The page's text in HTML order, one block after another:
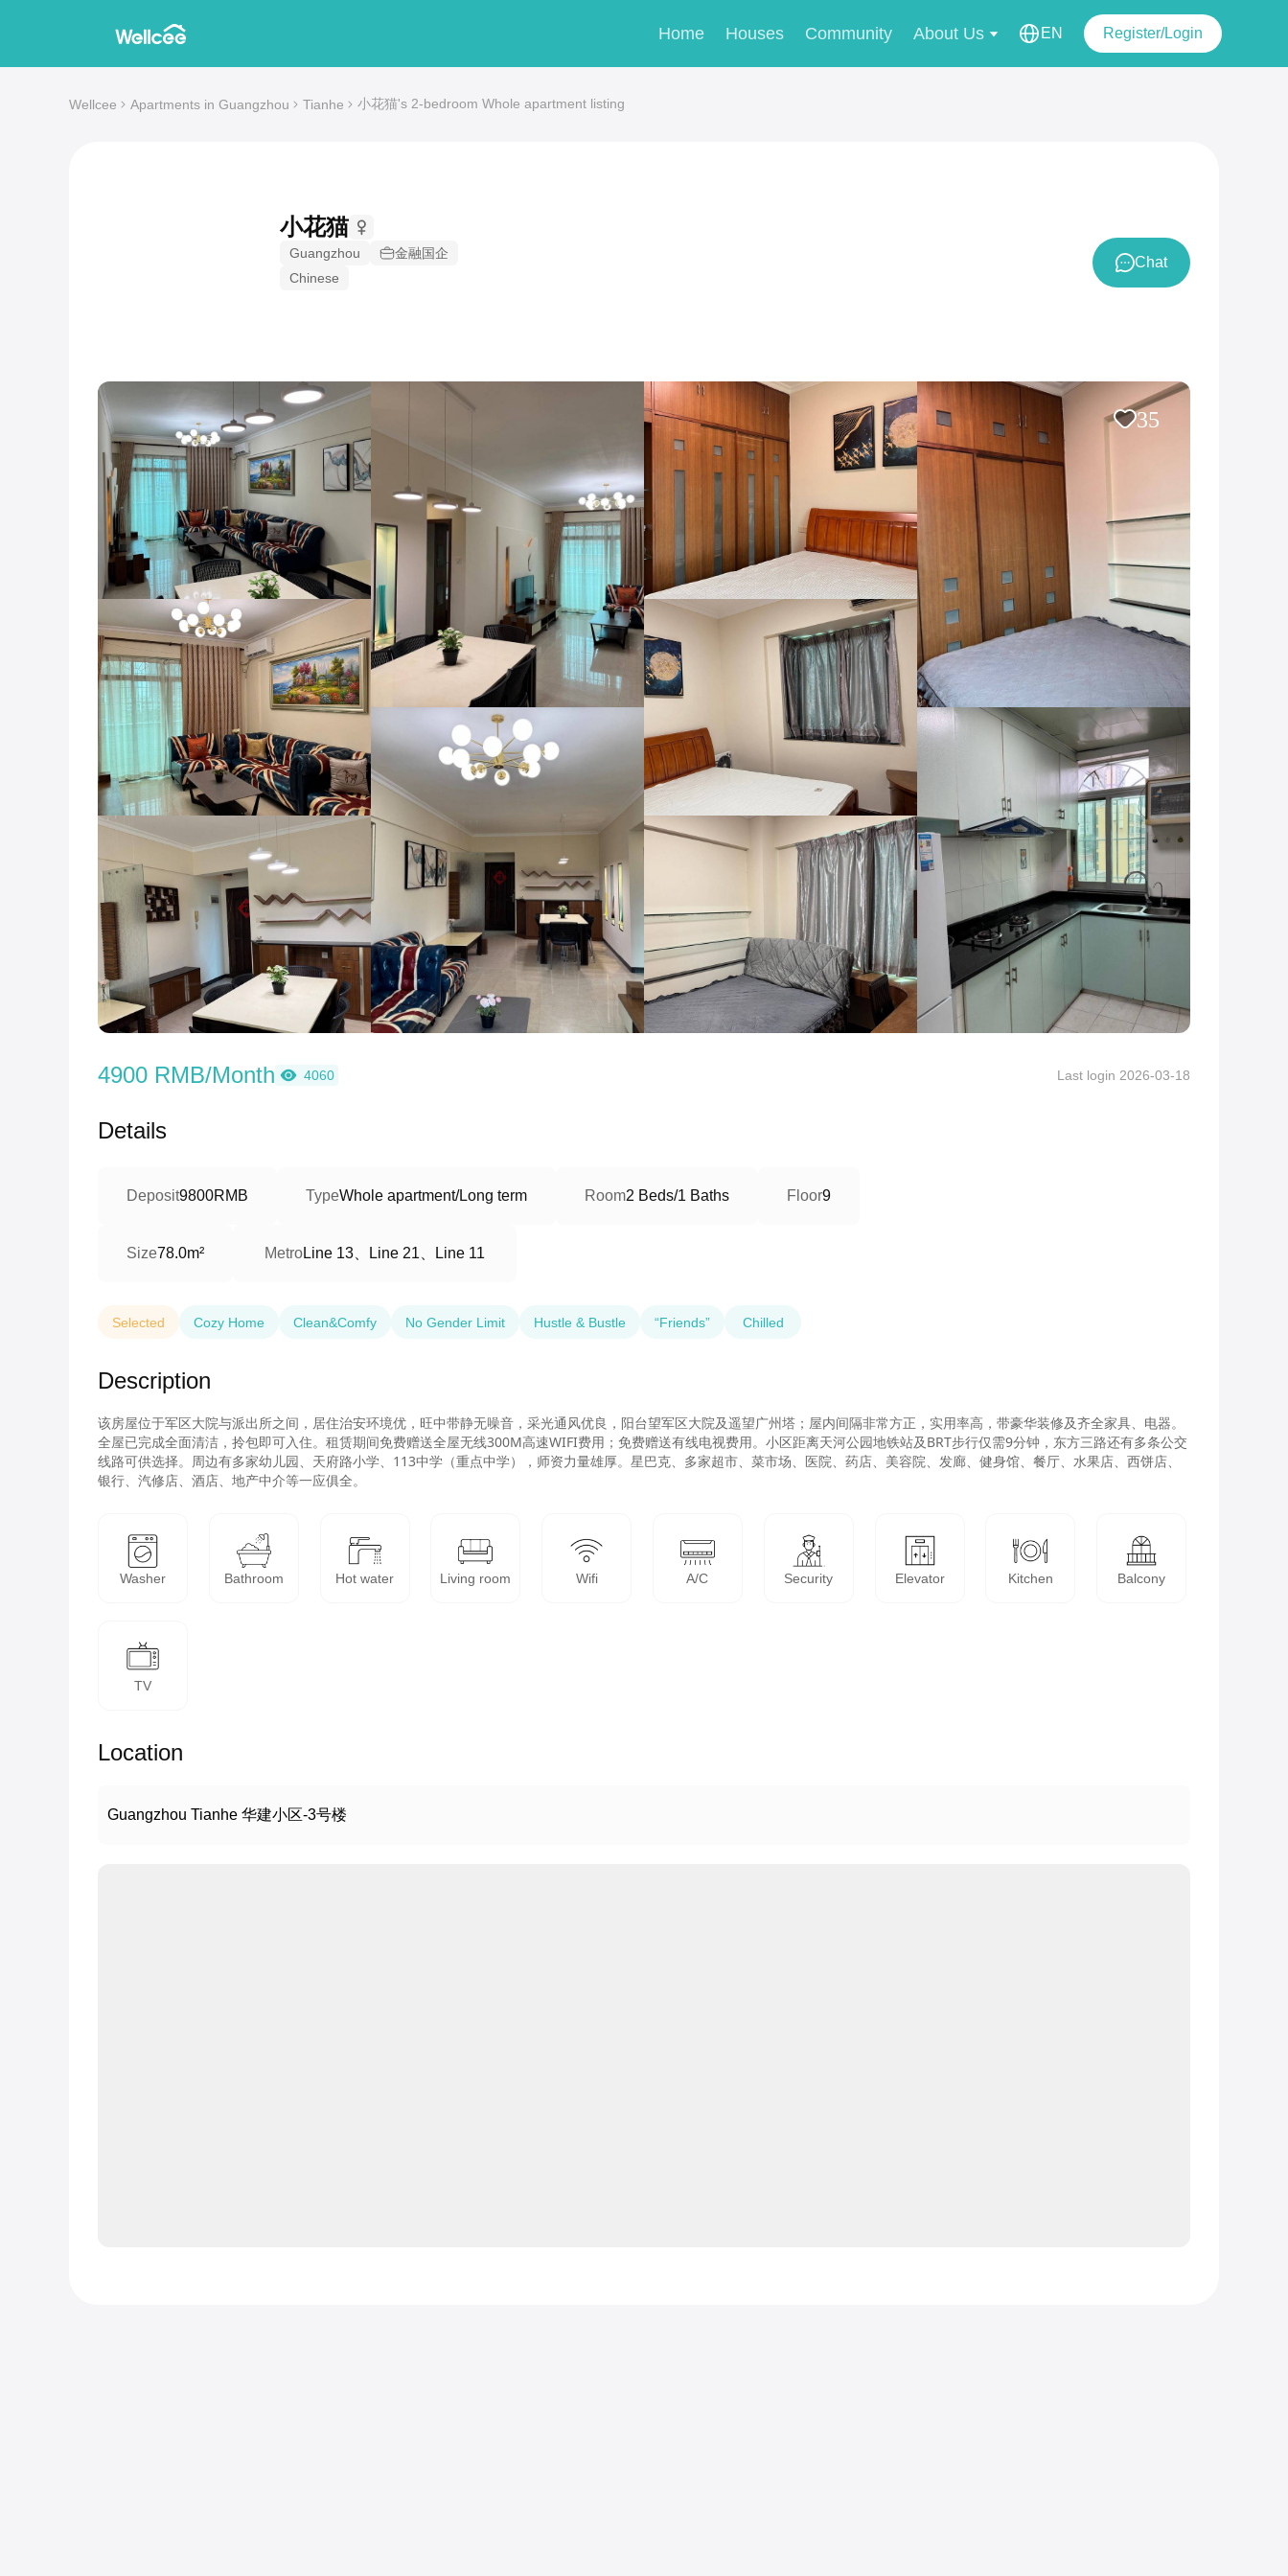
Home Houses Community About Us EN Register/Login
Wellcee Apartments in Guangzhou Tianhe 小花猫's 2-bedroom Whole apartment listing
小花猫
Guangzhou
金融国企
Chinese
Chat
35
4900 RMB/Month 4060 Last login 2026-03-18
Details
Deposit9800RMB TypeWhole apartment/Long term Room2 Beds/1 Baths Floor9
Size78.0m² MetroLine 13、Line 21、Line 11
Selected Cozy Home Clean&Comfy No Gender Limit Hustle & Bustle “Friends” Chilled
Description
该房屋位于军区大院与派出所之间，居住治安环境优，旺中带静无噪音，采光通风优良，阳台望军区大院及遥望广州塔；屋内间隔非常方正，实用率高，带豪华装修及齐全家具、电器。
全屋已完成全面清洁，拎包即可入住。租赁期间免费赠送全屋无线300M高速WIFI费用；免费赠送有线电视费用。小区距离天河公园地铁站及BRT步行仅需9分钟，东方三路还有多条公交
线路可供选择。周边有多家幼儿园、天府路小学、113中学（重点中学），师资力量雄厚。星巴克、多家超市、菜市场、医院、药店、美容院、发廊、健身馆、餐厅、水果店、西饼店、
银行、汽修店、酒店、地产中介等一应俱全。
Washer Bathroom Hot water Living room Wifi A/C Security Elevator Kitchen Balcony
TV
Location
Guangzhou Tianhe 华建小区-3号楼